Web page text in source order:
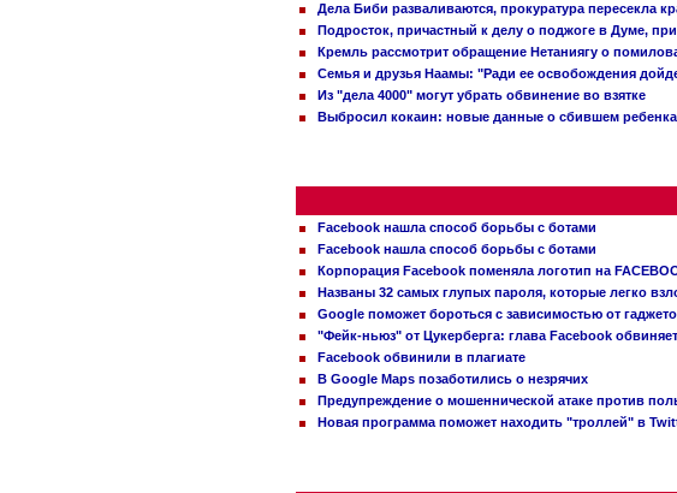
Дела Биби разваливаются, прокуратура пересекла
Подросток, причастный к делу о поджоге в Думе,
Кремль рассмотрит обращение Нетаниягу о
Семья и друзья Наамы: "Ради ее освобождения
Из "дела 4000" могут убрать обвинение во взятке
Выбросил кокаин: новые данные о сбившем
Facebook нашла способ борьбы с ботами
Facebook нашла способ борьбы с ботами
Корпорация Facebook поменяла логотип на
Названы 32 самых глупых пароля, которые легко
Google поможет бороться с зависимостью от
"Фейк-ньюз" от Цукерберга: глава Facebook
Facebook обвинили в плагиате
В Google Maps позаботились о незрячих
Предупреждение о мошеннической атаке против
Новая программа поможет находить "троллей" в